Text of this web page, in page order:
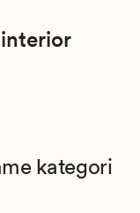
kategori